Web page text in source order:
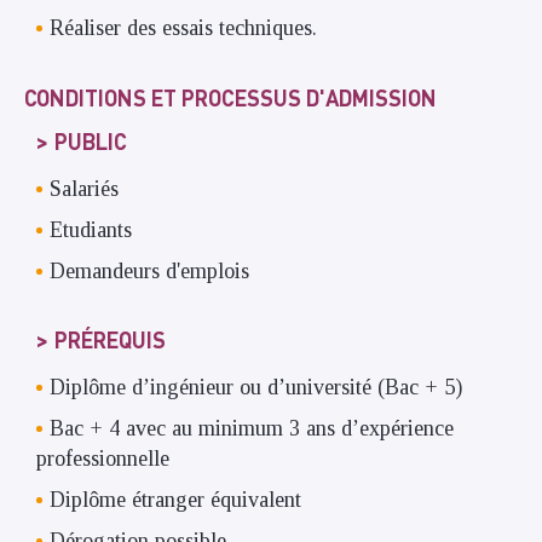
Réaliser des essais techniques.
CONDITIONS ET PROCESSUS D'ADMISSION
PUBLIC
Salariés
Etudiants
Demandeurs d'emplois
PRÉREQUIS
Diplôme d’ingénieur ou d’université (Bac + 5)
Bac + 4 avec au minimum 3 ans d’expérience
professionnelle
Diplôme étranger équivalent